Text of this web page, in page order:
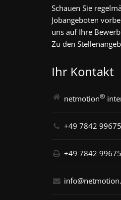
Schauen Sie
Jobangeboten
uns auf Ihre
Zu den
Ihr Kontakt
netmotion®
+49 7842
+49 7842